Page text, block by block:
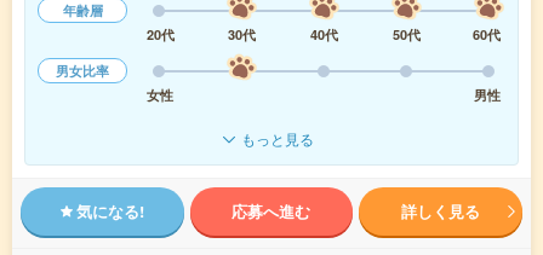
年齢層
20代
30代 40代 50代
60代
男女比率
女性
男性
もっと見る
気になる! 応募へ進む 詳しく見る